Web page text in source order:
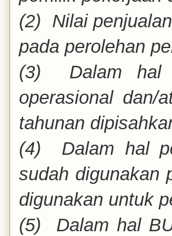
(2) Nilai
pada perolehan
(3) Dalam hal
operasional dan/
tahunan
(4) Dalam hal
sudah digunakan
digunakan untuk
(5) Dalam hal